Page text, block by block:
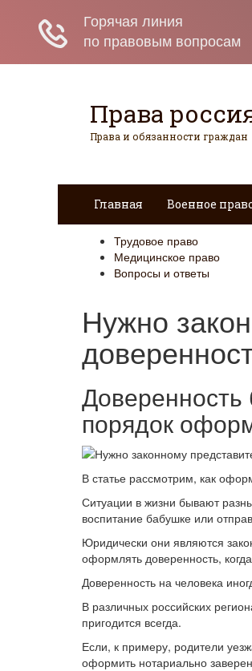
Права
Права и обязанности граждан
Главная Военное
Трудовое право
Медицинское право
Вопросы и ответы
Нужно
порядок
В статье рассмотрим, как
Ситуации в жизни бывают
воспитание бабушке или
Юридически они являются
оформлять доверенность,
Доверенность на человека
В различных российских
пригодится всегда.
Если, к примеру, родители
оформить нотариально